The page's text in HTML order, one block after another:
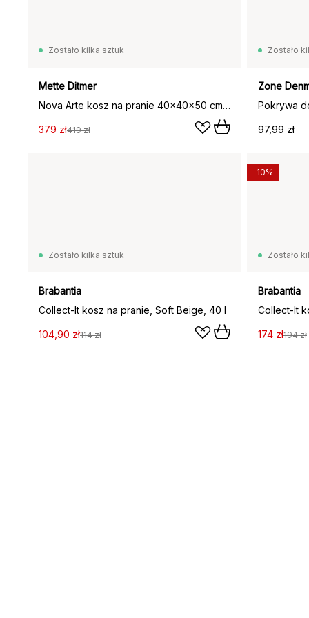
Zostało kilka sztuk
Mette Ditmer
Nova Arte kosz na pranie 40x40x50 cm, Light blue-powder rose
379 zł419 zł
Zostało
Zone
Pokrywa
97,99 zł
Zostało kilka sztuk
Brabantia
Collect-It kosz na pranie, Soft Beige, 40 l
104,90 zł114 zł
Zostało
Brabantia
Collect-It
174 zł194 zł
-10%